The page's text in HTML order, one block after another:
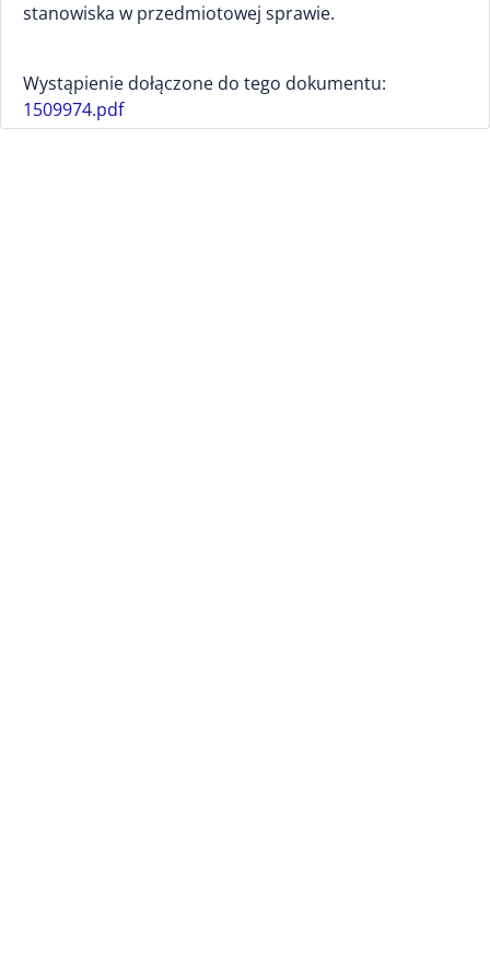
stanowiska w przedmiotowej sprawie.
Wystąpienie dołączone do tego dokumentu:
1509974.pdf